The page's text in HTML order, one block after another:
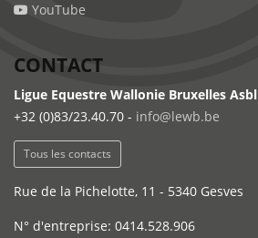
YouTube
CONTACT
Ligue Equestre Wallonie Bruxelles Asbl
+32 (0)83/23.40.70 - info@lewb.be
Tous les contacts
Rue de la Pichelotte, 11 - 5340 Gesves
N° d'entreprise: 0414.528.906